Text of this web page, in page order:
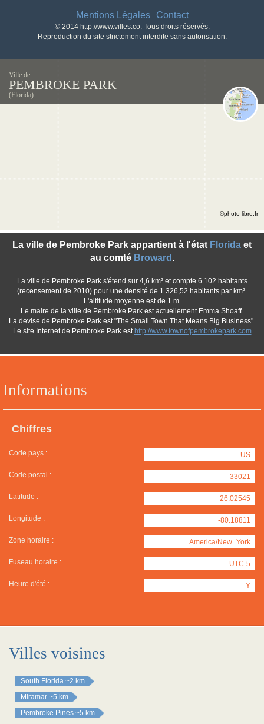
Mentions Légales- Contact
© 2014 http://www.villes.co. Tous droits réservés.
Reproduction du site strictement interdite sans autorisation.
Ville de
PEMBROKE PARK
(Florida)
Informations
Chiffres
Code pays : US
Code postal : 33021
Latitude : 26.02545
Longitude : -80.18811
Zone horaire : America/New_York
Fuseau horaire : UTC-5
Heure d'été : Y
La ville de Pembroke Park appartient à l'état Florida et
au comté Broward .
La ville de Pembroke Park s'étend sur 4,6 km² et compte 6 102 habitants
(recensement de 2010) pour une densité de 1 326,52 habitants par km².
L'altitude moyenne est de 1 m.
Le maire de la ville de Pembroke Park est actuellement Emma Shoaff.
La devise de Pembroke Park est "The Small Town That Means Big Business".
Le site Internet de Pembroke Park est http://www.townofpembrokepark.com
©photo-libre.fr
Villes voisines
South Florida ~2 km
Miramar ~5 km
Pembroke Pines ~5 km